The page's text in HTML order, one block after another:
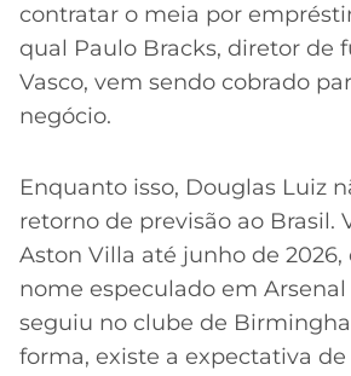
contratar o meia por
qual Paulo Bracks, diretor de
Vasco, vem sendo cobrado
negócio.
Enquanto isso, Douglas Luiz
retorno de previsão ao Brasil.
Aston Villa até junho de 2026,
nome especulado em
seguiu no clube de
forma, existe a expectativa